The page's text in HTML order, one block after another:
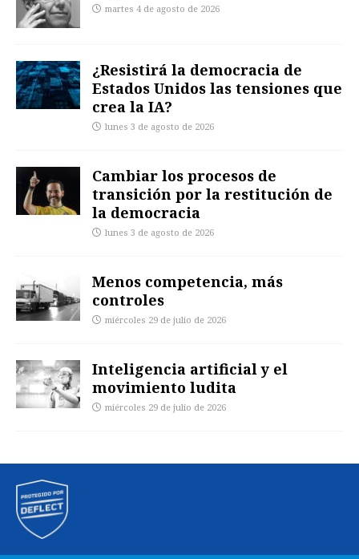
martes 4 de agosto de 2026
¿Resistirá la democracia de
Estados Unidos las tensiones que
crea la IA?
lunes 3 de agosto de 2026
Cambiar los procesos de
transición por la restitución de
la democracia
lunes 3 de agosto de 2026
Menos competencia, más
controles
miércoles 29 de julio de 2026
Inteligencia artificial y el
movimiento ludita
miércoles 29 de julio de 2026